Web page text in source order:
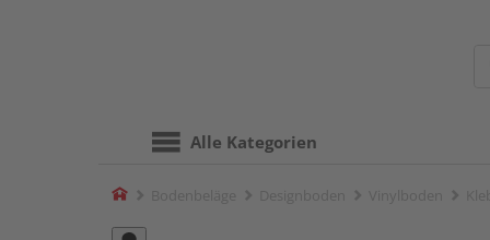
Alle Kategorien
Home